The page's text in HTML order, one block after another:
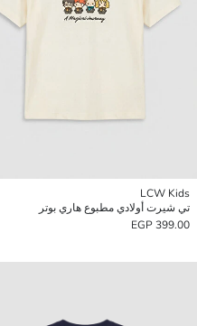
LCW Kids
تي شيرت أولادي مطبوع هاري بوتر
399.00 EGP